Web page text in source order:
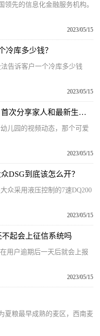
先的信息化金融服务机构。
2023/05/15
冷库多少钱？
告诉客户一个冷库多少钱
2023/05/15
“挖呀挖”黄老师发文做5点澄清，首次分享家人和最新生活照_当前速递
儿园的视频动态，那个可爱
2023/05/15
DSG到底该怎么开？
众采用液压控制的7速DQ200
2023/05/15
起会上征信系统吗
用户逾期后一天后就会上报
2023/05/15
夏粮最早成熟的麦区，西南麦